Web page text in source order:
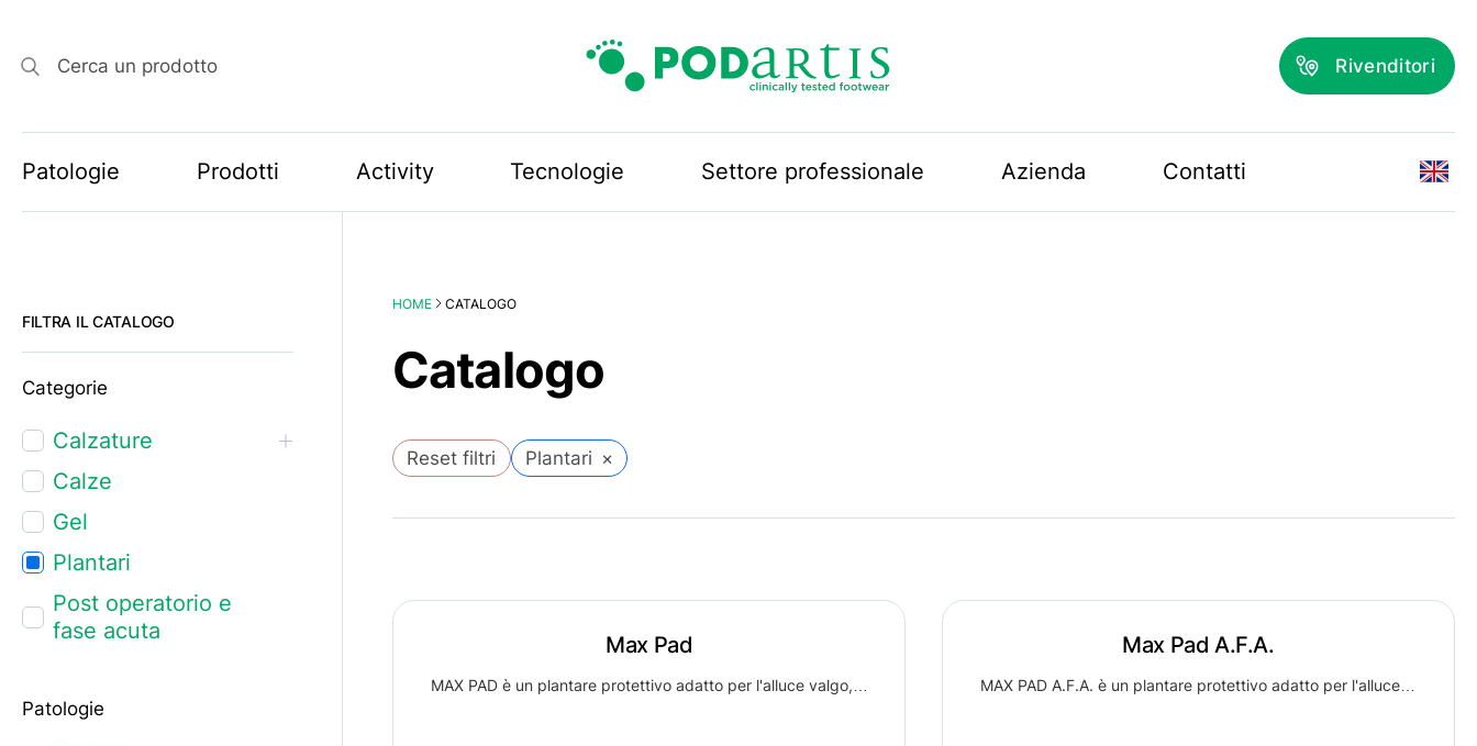
Cerca un prodotto Rivenditori
Patologie Prodotti Activity Tecnologie Settore professionale Azienda Contatti
HOME CATALOGO
Catalogo
Reset filtri Plantari ×
Max Pad
MAX PAD è un plantare protettivo adatto per l'alluce valgo,…
Max Pad A.F.A.
MAX PAD A.F.A. è un plantare protettivo adatto per l'alluce…
FILTRA IL CATALOGO
Categorie
Calzature
Calze
Gel
Plantari
Post operatorio e
fase acuta
Patologie